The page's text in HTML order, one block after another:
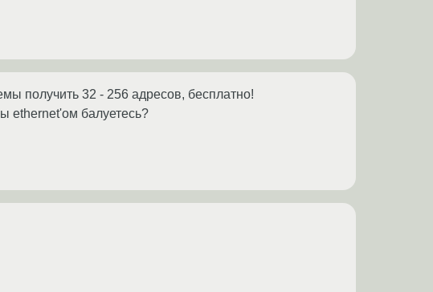
получить 32 - 256 адресов, бесплатно!
ethernet'ом балуетесь?